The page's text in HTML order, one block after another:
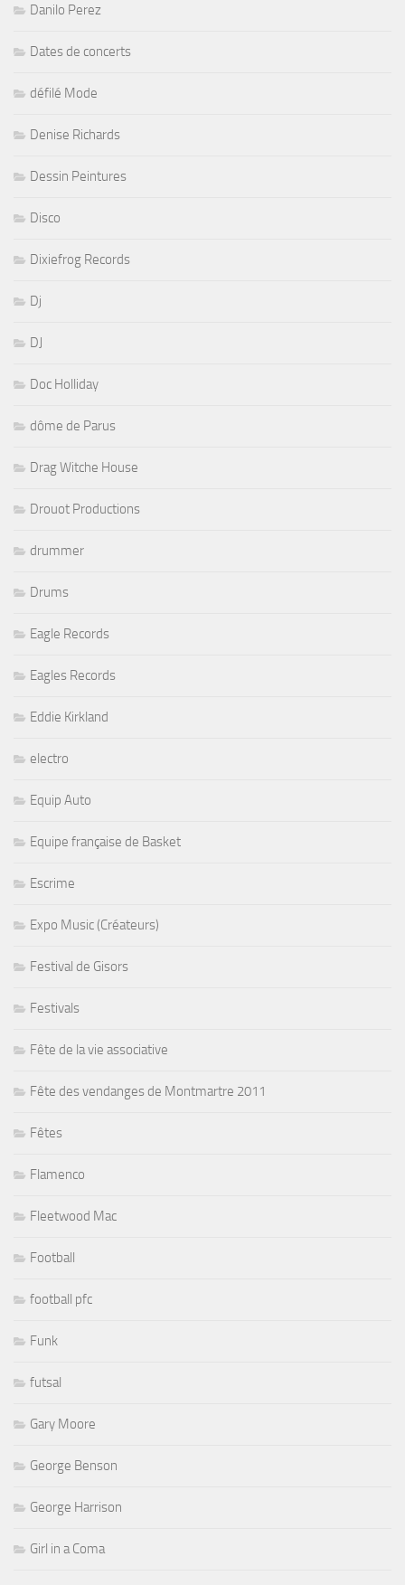
Danilo Perez
Dates de concerts
défilé Mode
Denise Richards
Dessin Peintures
Disco
Dixiefrog Records
Dj
DJ
Doc Holliday
dôme de Parus
Drag Witche House
Drouot Productions
drummer
Drums
Eagle Records
Eagles Records
Eddie Kirkland
electro
Equip Auto
Equipe française de Basket
Escrime
Expo Music (Créateurs)
Festival de Gisors
Festivals
Fête de la vie associative
Fête des vendanges de Montmartre 2011
Fêtes
Flamenco
Fleetwood Mac
Football
football pfc
Funk
futsal
Gary Moore
George Benson
George Harrison
Girl in a Coma